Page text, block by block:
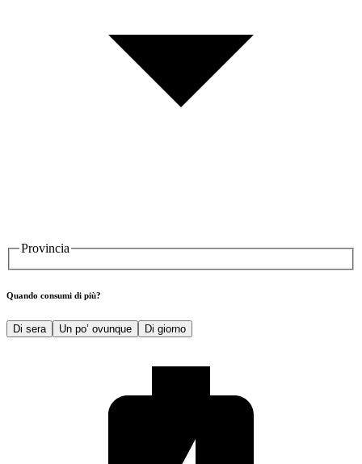
Provincia
Quando consumi di più?
Di sera Un po’ ovunque Di giorno